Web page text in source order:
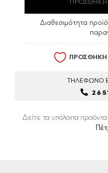
Διαθεσιμότητα
ΤΗΛΕΦΩΝΟ
Δείτε τα υπόλοιπα